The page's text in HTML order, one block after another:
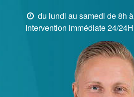
du lundi au samedi de 8h
Intervention immédiate 24/